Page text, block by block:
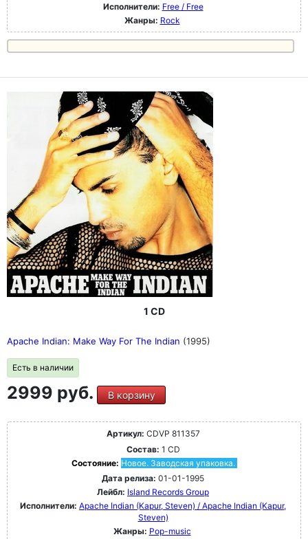
Исполнители: Free / Free
Жанры: Rock
1 CD
Apache Indian: Make Way For The Indian (1995)
Есть в наличии
2999 руб. В корзину
Артикул: CDVP 811357
Состав: 1 CD
Состояние: Новое. Заводская упаковка.
Дата релиза: 01-01-1995
Лейбл: Island Records Group
Исполнители: Apache Indian (Kapur, Steven) / Apache Indian (Kapur,
Steven)
Жанры: Pop-music